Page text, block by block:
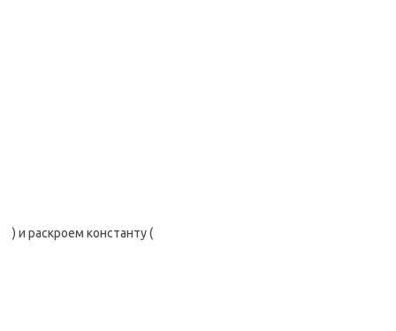
) и раскроем константу (